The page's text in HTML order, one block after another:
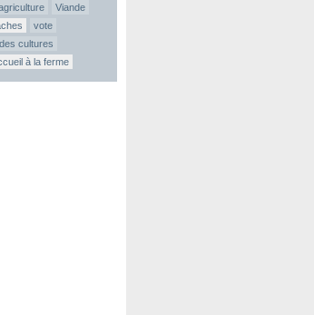
Viande
vote
cultures
à la ferme